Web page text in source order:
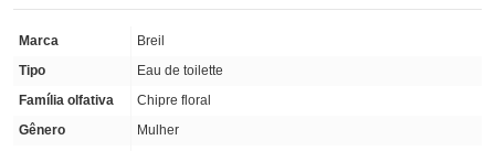
Marca
Breil
Tipo
Eau de toilette
Família olfativa
Chipre floral
Gênero
Mulher